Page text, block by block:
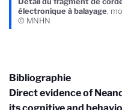
électronique à balayage,
© MNHN
Bibliographie
Direct evidence of